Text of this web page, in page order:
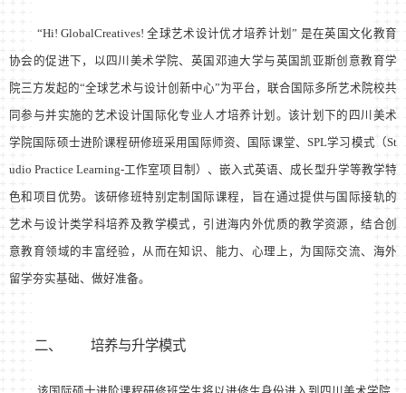
“Hi! GlobalCreatives!全球艺术设计优才培养计划” 是在英国文化教育
协会的促进下，以四川美术学院、英国邓迪大学与英国凯亚斯创意教育学
院三方发起的“全球艺术与设计创新中心”为平台，联合国际多所艺术院校共
同参与并实施的艺术设计国际化专业人才培养计划。该计划下的四川美术
学院国际硕士进阶课程研修班采用国际师资、国际课堂、SPL学习模式（St
udio Practice Learning-工作室项目制）、嵌入式英语、成长型升学等教学特
色和项目优势。该研修班特别定制国际课程，旨在通过提供与国际接轨的
艺术与设计类学科培养及教学模式，引进海内外优质的教学资源，结合创
意教育领域的丰富经验，从而在知识、能力、心理上，为国际交流、海外
留学夯实基础、做好准备。
二、 培养与升学模式